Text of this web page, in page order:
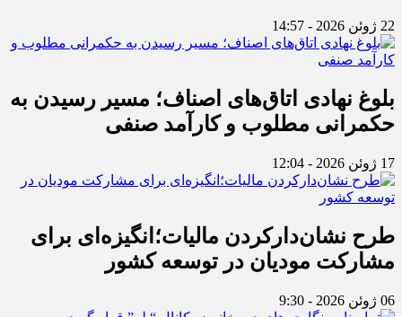
22 ژوئن 2026 - 14:57
بلوغ نهادی اتاق‌های اصناف؛ مسیر رسیدن به
حکمرانی مطلوب و کارآمد صنفی
17 ژوئن 2026 - 12:04
طرح نشان‌دارکردن مالیات؛انگیزه‌ای برای
مشارکت مودیان در توسعه کشور
06 ژوئن 2026 - 9:30